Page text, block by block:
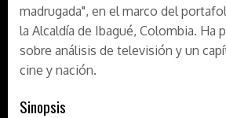
madrugada", en el marco del
la Alcaldía de Ibagué, Colombia. Ha
sobre análisis de televisión y un
cine y nación.
Sinopsis